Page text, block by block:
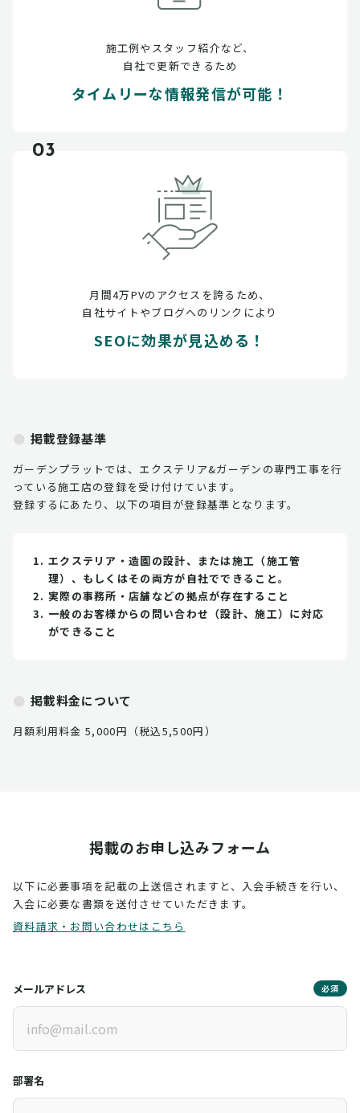
施工例やスタッフ紹介など、
自社で更新できるため
タイムリーな情報発信が可能！
03
月間4万PVのアクセスを誇るため、
自社サイトやブログへのリンクにより
SEOに効果が見込める！
掲載登録基準
ガーデンプラットでは、エクステリア&ガーデンの専門工事を行
っている施工店の登録を受け付けています。
登録するにあたり、以下の項目が登録基準となります。
エクステリア・造園の設計、または施工（施工管
理）、もしくはその両方が自社でできること。
実際の事務所・店舗などの拠点が存在すること
一般のお客様からの問い合わせ（設計、施工）に対応
ができること
掲載料金について
月額利用料金 5,000円（税込5,500円）
掲載のお申し込みフォーム
以下に必要事項を記載の上送信されますと、入会手続きを行い、
入会に必要な書類を送付させていただきます。
資料請求・お問い合わせはこちら
メールアドレス 必須
部署名